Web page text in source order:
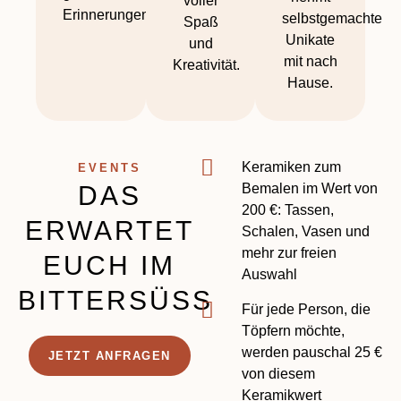
Erinnerungen.
Spaß
und
Kreativität.
selbstgemachte
Unikate
mit nach
Hause.
EVENTS
DAS
ERWARTET
EUCH IM
BITTERSÜSS
JETZT ANFRAGEN
Keramiken zum
Bemalen im Wert von
200 €: Tassen,
Schalen, Vasen und
mehr zur freien
Auswahl
Für jede Person, die
Töpfern möchte,
werden pauschal 25 €
von diesem
Keramikwert